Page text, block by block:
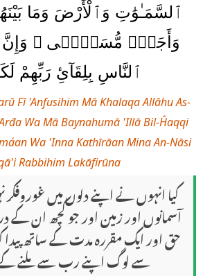
ٱلسَّمَـٰوَٰتِ وَٱلْأَرْضَ وَمَا
وَأَجَلٍۢ مُّسَمًّۭى ۗ وَإِنَّ
ٱلنَّاسِ بِلِقَآئِ رَبِّهِمْ
Fī 'Anfusihim Mā Khalaqa Allāhu As-
Wa Mā Baynahumā 'Illā Bil-Ĥaqqi
Wa 'Inna Kathīrāan Mina An-Nāsi
Rabbihim Lakāfirūna
کیا انہوں نے اپنے دلوں میں غوروفکر
آسمانوں اور زمین اور جو کچھ ان
حق اور ایک مقررہ مدت کے ساتھ
سے لوگ اپنے رب سے ملنے کے